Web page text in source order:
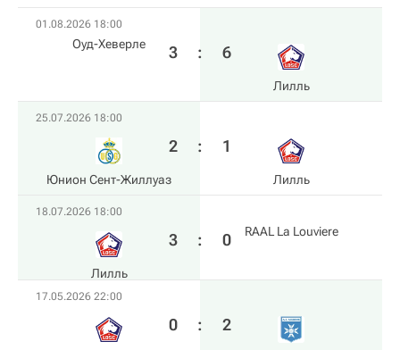
01.08.2026 18:00
Оуд-Хеверле 3 : 6
Лилль
25.07.2026 18:00
Юнион Сент-Жиллуаз
2 : 1
Лилль
18.07.2026 18:00
Лилль
3 : 0 RAAL La Louviere
17.05.2026 22:00
0 : 2